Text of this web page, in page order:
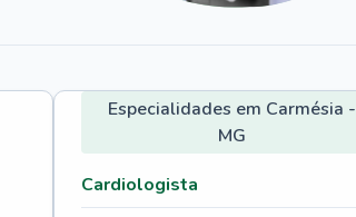
Especialidades em Carmésia -
MG
Cardiologista